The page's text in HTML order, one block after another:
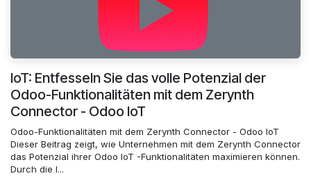
IoT: Entfesseln Sie das volle Potenzial der
Odoo-Funktionalitäten mit dem Zerynth
Connector - Odoo IoT
Odoo-Funktionalitäten mit dem Zerynth Connector - Odoo IoT
Dieser Beitrag zeigt, wie Unternehmen mit dem Zerynth Connector
das Potenzial ihrer Odoo IoT -Funktionalitäten maximieren können.
Durch die I...